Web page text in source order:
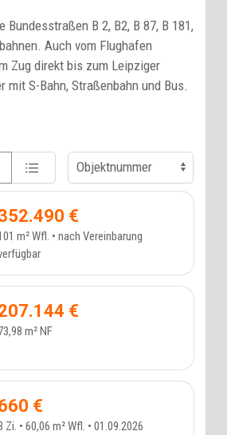
B 2, B2, B 87, B 181,
Auch vom Flughafen
Zug direkt bis zum Leipziger
S-Bahn, Straßenbahn und Bus.
ETAGENWOHNUNG - 412_2
€
m² Wfl. • nach Vereinbarung
LADENLOKAL - 410_3
€
m² NF
ETAGENWOHNUNG - 409
€
Zi. • 60,06 m² Wfl. • 01.09.2026